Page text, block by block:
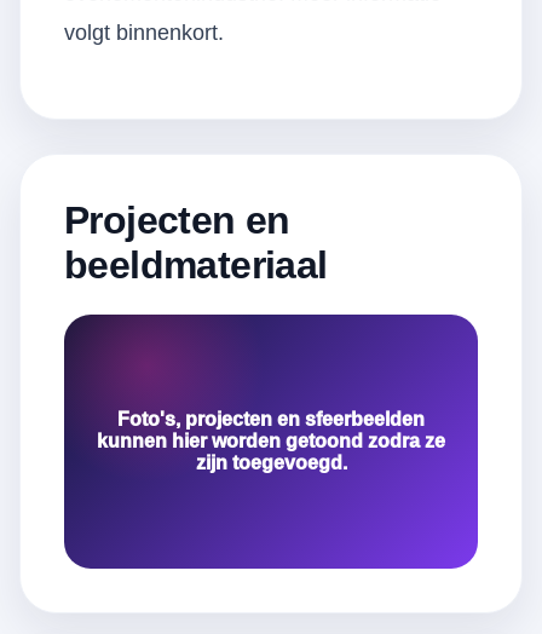
volgt binnenkort.
Projecten en
beeldmateriaal
Foto's, projecten en sfeerbeelden
kunnen hier worden getoond zodra ze
zijn toegevoegd.